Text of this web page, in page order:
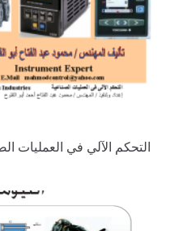
التحكم الآلي في العمليات